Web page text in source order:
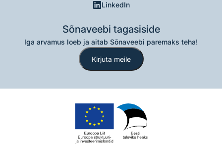
LinkedIn
Sõnaveebi tagasiside
Iga arvamus loeb ja aitab Sõnaveebi paremaks teha!
Kirjuta meile